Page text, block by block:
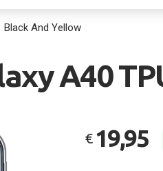
Black And Yellow
A40
€ 19,95